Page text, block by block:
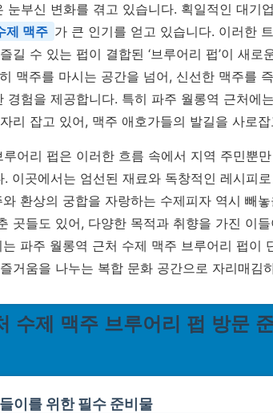
눈부신 변화를 겪고 있습니다. 획일적인 대기
제 맥주 가 큰 인기를 얻고 있습니다. 이러한
길 수 있는 펍이 결합된 ‘브루어리 펍’이 새로
맥주를 마시는 공간을 넘어, 신선한 맥주를
경험을 제공합니다. 특히 파주 월롱역 근처에
리 잡고 있어, 맥주 애호가들의 발길을 사로
어리 펍은 이러한 흐름 속에서 지역 주민뿐
이곳에서는 엄선된 재료와 독창적인 레시피
환상의 궁합을 자랑하는 수제피자 역시 빼
곳들도 있어, 다양한 목적과 취향을 가진 이
파주 월롱역 근처 수제 맥주 브루어리 펍이
거움을 나누는 복합 문화 공간으로 자리매김
수제 맥주 브루어리 펍 방문
이를 위한 필수 준비물